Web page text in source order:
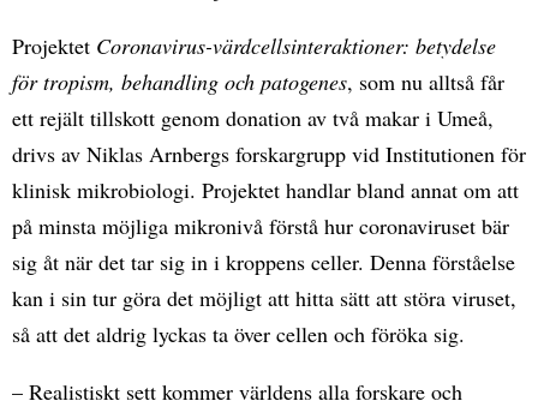
Projektet Coronavirus-värdcellsinteraktioner: betydelse
för tropism, behandling och patogenes, som nu alltså får
ett rejält tillskott genom donation av två makar i Umeå,
drivs av Niklas Arnbergs forskargrupp vid Institutionen för
klinisk mikrobiologi. Projektet handlar bland annat om att
på minsta möjliga mikronivå förstå hur coronaviruset bär
sig åt när det tar sig in i kroppens celler. Denna förståelse
kan i sin tur göra det möjligt att hitta sätt att störa viruset,
så att det aldrig lyckas ta över cellen och föröka sig.
– Realistiskt sett kommer världens alla forskare och